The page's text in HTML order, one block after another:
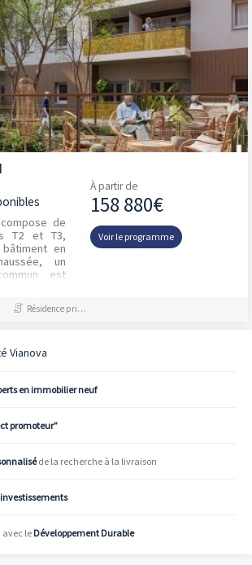
de
T2 et T3,
en
un
est
il se...
À partir de
158 880€
Voir le programme
Résidence principale / PTZ
Vianova
en immobilier neuf
promoteur”
de la recherche à la livraison
avec le Développement Durable